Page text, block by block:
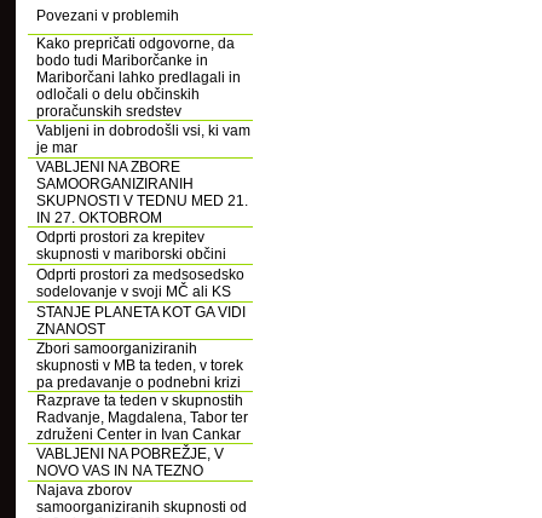
Povezani v problemih
Kako prepričati odgovorne, da
bodo tudi Mariborčanke in
Mariborčani lahko predlagali in
odločali o delu občinskih
proračunskih sredstev
Vabljeni in dobrodošli vsi, ki vam
je mar
VABLJENI NA ZBORE
SAMOORGANIZIRANIH
SKUPNOSTI V TEDNU MED 21.
IN 27. OKTOBROM
Odprti prostori za krepitev
skupnosti v mariborski občini
Odprti prostori za medsosedsko
sodelovanje v svoji MČ ali KS
STANJE PLANETA KOT GA VIDI
ZNANOST
Zbori samoorganiziranih
skupnosti v MB ta teden, v torek
pa predavanje o podnebni krizi
Razprave ta teden v skupnostih
Radvanje, Magdalena, Tabor ter
združeni Center in Ivan Cankar
VABLJENI NA POBREŽJE, V
NOVO VAS IN NA TEZNO
Najava zborov
samoorganiziranih skupnosti od